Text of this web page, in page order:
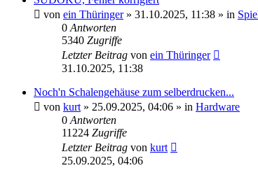
von ein Thüringer» 31.10.2025, 11:38 » in
0 Antworten
5340 Zugriffe
Letzter Beitrag von ein Thüringer
31.10.2025, 11:38
Noch'n Schalengehäuse zum selberdrucken...
von kurt » 25.09.2025, 04:06 » in Hardware
0 Antworten
11224 Zugriffe
Letzter Beitrag von kurt
25.09.2025, 04:06